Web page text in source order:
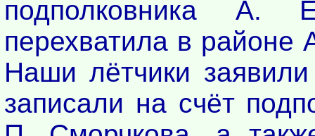
подполковника А.
перехватила в районе
Наши лётчики
записали на счёт